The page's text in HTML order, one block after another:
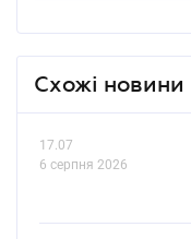
Схожі новини
17.07
6 серпня 2026